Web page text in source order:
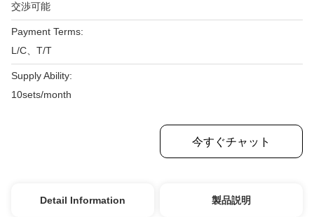
交渉可能
Payment Terms:
L/C、T/T
Supply Ability:
10sets/month
今すぐチャット
Detail Information 製品説明